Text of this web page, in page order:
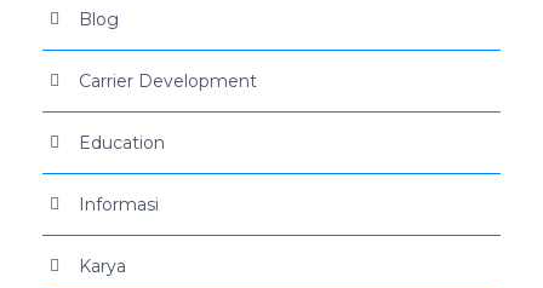
Blog
Carrier Development
Education
Informasi
Karya